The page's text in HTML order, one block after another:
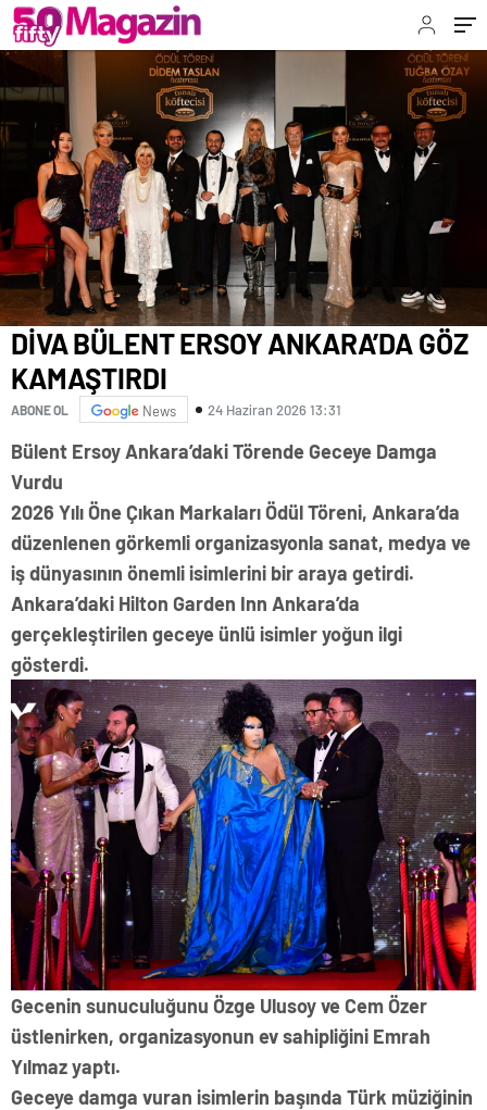
DİVA BÜLENT ERSOY ANKARA’DA GÖZ
KAMAŞTIRDI
ABONE OL News 24 Haziran 2026 13:31
Bülent Ersoy Ankara’daki Törende Geceye Damga
Vurdu
2026 Yılı Öne Çıkan Markaları Ödül Töreni, Ankara’da
düzenlenen görkemli organizasyonla sanat, medya ve
iş dünyasının önemli isimlerini bir araya getirdi.
Ankara’daki Hilton Garden Inn Ankara’da
gerçekleştirilen geceye ünlü isimler yoğun ilgi
gösterdi.
Gecenin sunuculuğunu Özge Ulusoy ve Cem Özer
üstlenirken, organizasyonun ev sahipliğini Emrah
Yılmaz yaptı.
Geceye damga vuran isimlerin başında Türk müziğinin